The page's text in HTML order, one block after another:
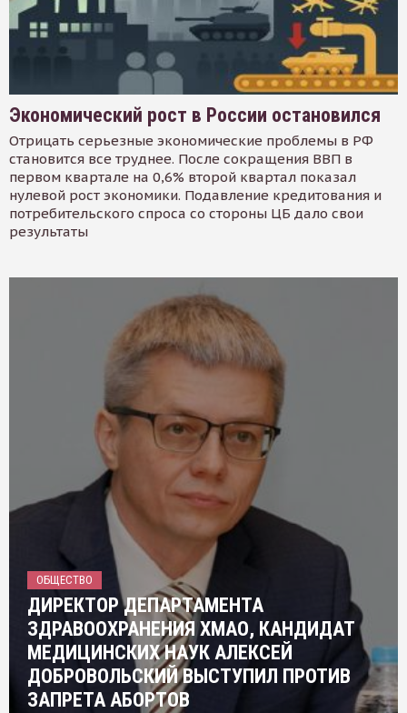
Экономический рост в России остановился
Отрицать серьезные экономические проблемы в РФ
становится все труднее. После сокращения ВВП в
первом квартале на 0,6% второй квартал показал
нулевой рост экономики. Подавление кредитования и
потребительского спроса со стороны ЦБ дало свои
результаты
ОБЩЕСТВО
ДИРЕКТОР ДЕПАРТАМЕНТА
ЗДРАВООХРАНЕНИЯ ХМАО, КАНДИДАТ
МЕДИЦИНСКИХ НАУК АЛЕКСЕЙ
ДОБРОВОЛЬСКИЙ ВЫСТУПИЛ ПРОТИВ
ЗАПРЕТА АБОРТОВ